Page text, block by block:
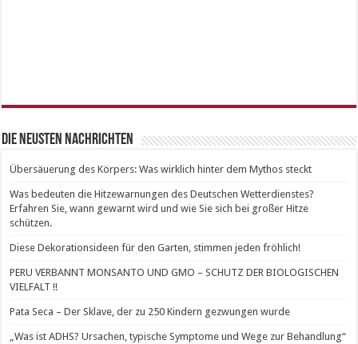
Die neusten Nachrichten
Übersäuerung des Körpers: Was wirklich hinter dem Mythos steckt
Was bedeuten die Hitzewarnungen des Deutschen Wetterdienstes?
Erfahren Sie, wann gewarnt wird und wie Sie sich bei großer Hitze
schützen.
Diese Dekorationsideen für den Garten, stimmen jeden fröhlich!
PERU VERBANNT MONSANTO UND GMO – SCHUTZ DER BIOLOGISCHEN
VIELFALT !!
Pata Seca – Der Sklave, der zu 250 Kindern gezwungen wurde
„Was ist ADHS? Ursachen, typische Symptome und Wege zur Behandlung“